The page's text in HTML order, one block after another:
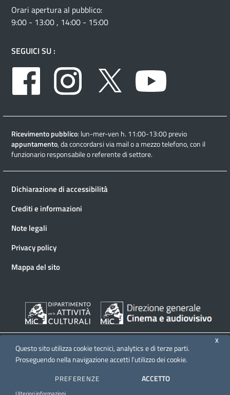
Orari apertura al pubblico:
9:00 - 13:00 , 14:00 - 15:00
SEGUICI SU :
Facebook
Instagram Twitter
Ricevimento pubblico: lun-mer-ven h. 11:00-13:00 previo
appuntamento, da concordarsi via mail o a mezzo telefono, con il
funzionario responsabile o referente di settore.
Dichiarazione di accessibilità
Crediti e informazioni
Note legali
Privacy policy
Mappa del sito
© 2026 Direzione generale Cinema e audiovisivo
X
Questo sito utilizza cookie tecnici, analytics e di terze parti.
Proseguendo nella navigazione accetti l’utilizzo dei cookie.
PREFERENZE ACCETTO